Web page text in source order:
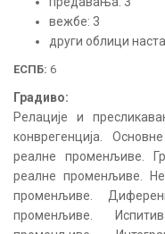
вежбе: 3
други облици
ЕСПБ: 6
Градиво:
Релације и
конврегенција.
реалне променљиве.
реалне променљиве.
променљиве.
променљиве.